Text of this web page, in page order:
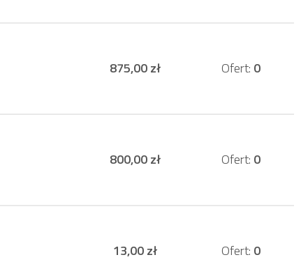
875,00 zł Ofert: 0
800,00 zł Ofert: 0
13,00 zł Ofert: 0